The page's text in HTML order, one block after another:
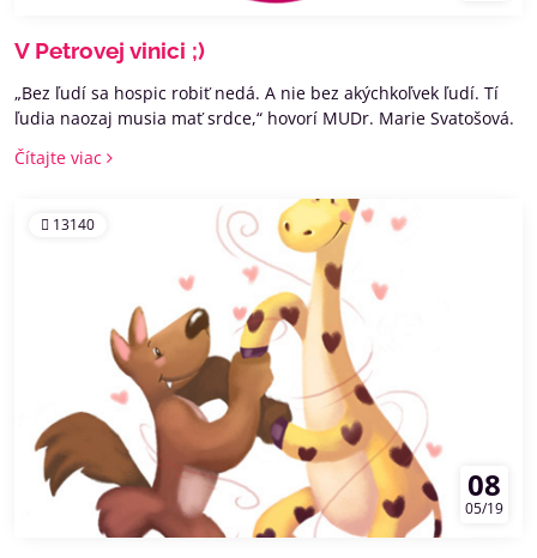
V Petrovej vinici ;)
„Bez ľudí sa hospic robiť nedá. A nie bez akýchkoľvek ľudí. Tí
ľudia naozaj musia mať srdce,“ hovorí MUDr. Marie Svatošová.
Čítajte viac
13140
08
05/19